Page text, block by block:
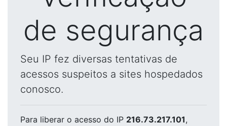
de segurança
Seu IP fez diversas tentativas de
acessos suspeitos a sites hospedados
conosco.
Para liberar o acesso do IP 216.73.217.101,